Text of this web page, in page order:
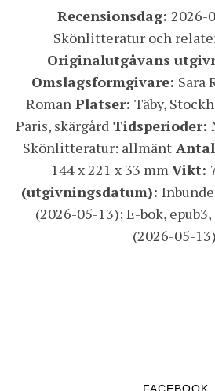
Recensionsdag: 2026-
Skönlitteratur och
Originalutgåvans
Omslagsformgivare: Sara
Roman Platser: Täby,
Paris, skärgårdTidsperioder:
Skönlitteratur: allmäntAntal
144 x 221 x 33 mmVikt:
(utgivningsdatum):
(2026-05-13); E-bok,
(2026-05-13)